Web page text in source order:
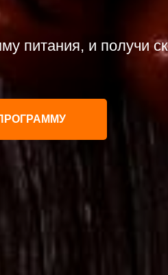
питания, и получи